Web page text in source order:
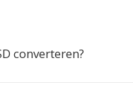
converteren?